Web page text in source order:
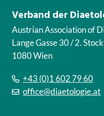
Verband der
Austrian Association of
Lange Gasse 30 / 2. Stock
1080 Wien
+43 (0)1 602 79 60
office@diaetologie.at